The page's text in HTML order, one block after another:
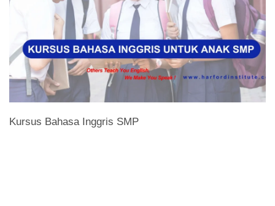
Kursus Bahasa Inggris SMP